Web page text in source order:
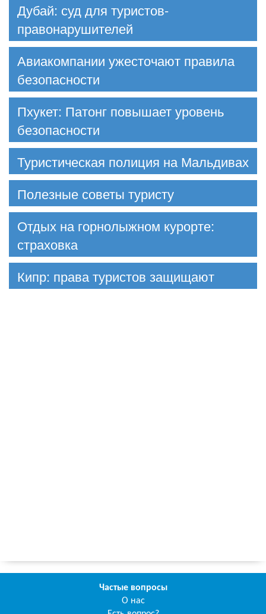
Дубай: суд для туристов-
правонарушителей
Авиакомпании ужесточают правила
безопасности
Пхукет: Патонг повышает уровень
безопасности
Туристическая полиция на Мальдивах
Полезные советы туристу
Отдых на горнолыжном курорте:
страховка
Кипр: права туристов защищают
Частые вопросы
О нас